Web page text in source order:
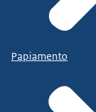
Papiamento